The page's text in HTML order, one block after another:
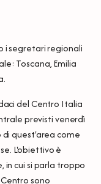
i segretari regionali
Toscana, Emilia
del Centro Italia
previsti venerdì
di quest'area come
L'obiettivo è
in cui si parla troppo
sono